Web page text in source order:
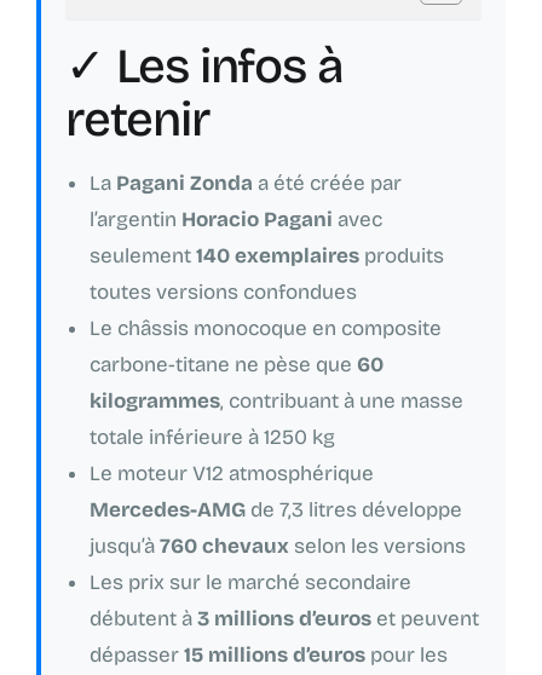
✓ Les infos à
retenir
La Pagani Zonda a été créée par
l’argentin Horacio Pagani avec
seulement140 exemplaires produits
toutes versions confondues
Le châssis monocoque en composite
carbone-titane ne pèse que 60
kilogrammes, contribuant à une masse
totale inférieure à 1250 kg
Le moteur V12 atmosphérique
Mercedes-AMG de 7,3 litres développe
jusqu’à760 chevaux selon les versions
Les prix sur le marché secondaire
débutent à3 millions d’euros et peuvent
dépasser15 millions d’euros pour les